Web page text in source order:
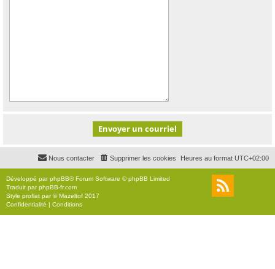
Heures au format UTC+02:00
Supprimer les cookies
Nous contacter
Développé parphpBB® Forum Software © phpBB Limited
Traduit parphpBB-fr.com
Style proflat par ©Mazeltof 2017
Confidentialité | Conditions